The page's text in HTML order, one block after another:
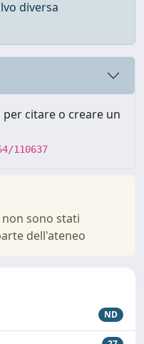
diversa
citare o creare un
110637
sono stati
dell'ateneo
ND